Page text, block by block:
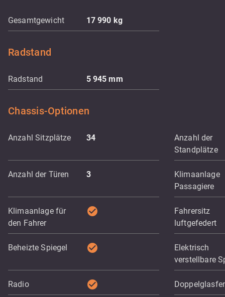
Gesamtgewicht 17 990 kg
Radstand
Radstand 5 945mm
Chassis-Optionen
Anzahl Sitzplätze 34
Anzahl der
Standplätze
Anzahl der Türen 3
Klimaanlage
Passagiere
Klimaanlage für
den Fahrer
check_circle
Fahrersitz
luftgefedert
Beheizte Spiegel check_circle
Elektrisch
verstellbare
Radio check_circle